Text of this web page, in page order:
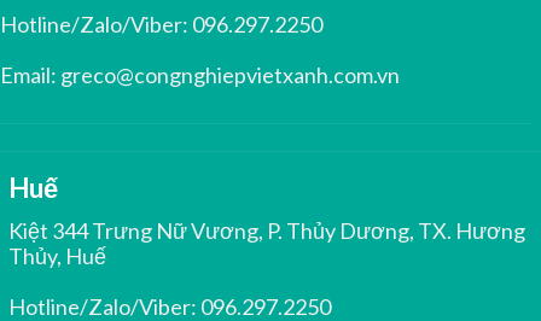
Hotline/Zalo/Viber: 096.297.2250
Email: greco@congnghiepvietxanh.com.vn
Huế
Kiệt 344 Trưng Nữ Vương, P. Thủy Dương, TX. Hương
Thủy, Huế
Hotline/Zalo/Viber: 096.297.2250